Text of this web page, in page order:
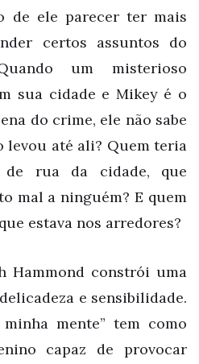
de ele parecer ter mais
certos assuntos do
um misterioso
sua cidade e Mikey é o
do crime, ele não sabe
levou até ali? Quem teria
rua da cidade, que
mal a ninguém? E quem
estava nos arredores?
Hammond constrói uma
e sensibilidade.
mente” tem como
capaz de provocar